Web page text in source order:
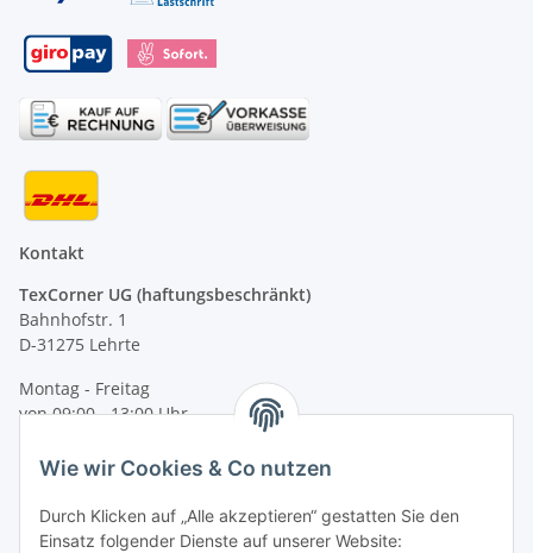
Kontakt
TexCorner UG (haftungsbeschränkt)
Bahnhofstr. 1
D-31275 Lehrte
Montag - Freitag
von 09:00 - 13:00 Uhr
Tel: +49 (0) 5132 8230689
Fax: +49 (0) 5132 8230693
E-Mail:mail@signalweste.net
Wie wir Cookies & Co nutzen
Durch Klicken auf „Alle akzeptieren“ gestatten Sie den
Einsatz folgender Dienste auf unserer Website: